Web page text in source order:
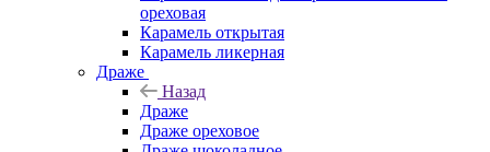
ореховая
Карамель открытая
Карамель ликерная
Драже
Назад
Драже
Драже ореховое